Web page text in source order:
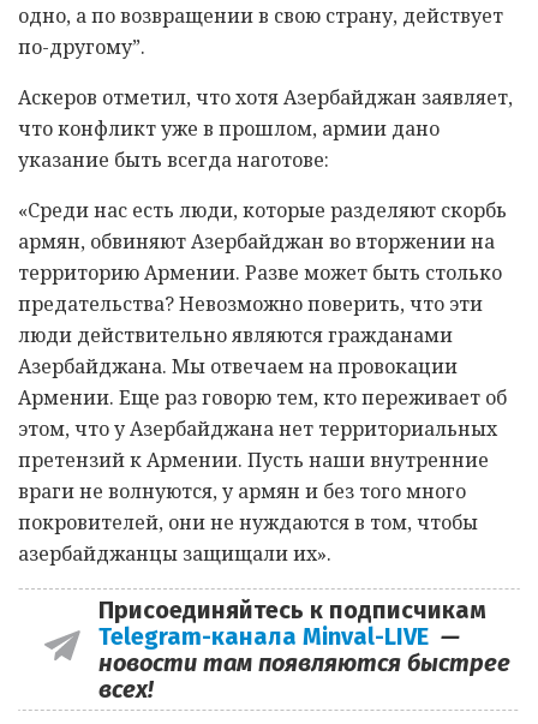
одно, а по возвращении в свою страну, действует
по-другому”.
Аскеров отметил, что хотя Азербайджан заявляет,
что конфликт уже в прошлом, армии дано
указание быть всегда наготове:
«Среди нас есть люди, которые разделяют скорбь
армян, обвиняют Азербайджан во вторжении на
территорию Армении. Разве может быть столько
предательства? Невозможно поверить, что эти
люди действительно являются гражданами
Азербайджана. Мы отвечаем на провокации
Армении. Еще раз говорю тем, кто переживает об
этом, что у Азербайджана нет территориальных
претензий к Армении. Пусть наши внутренние
враги не волнуются, у армян и без того много
покровителей, они не нуждаются в том, чтобы
азербайджанцы защищали их».
Присоединяйтесь к подписчикам
Telegram-канала Minval-LIVE —
новости там появляются быстрее
всех!